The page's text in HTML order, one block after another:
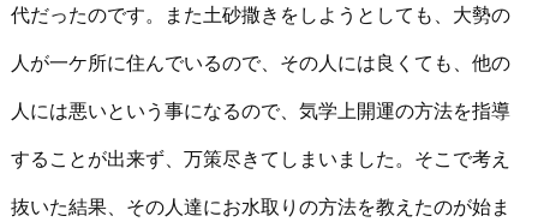
代だったのです。また土砂撒きをしようとしても、大勢の
人が一ケ所に住んでいるので、その人には良くても、他の
人には悪いという事になるので、気学上開運の方法を指導
することが出来ず、万策尽きてしまいました。そこで考え
抜いた結果、その人達にお水取りの方法を教えたのが始ま